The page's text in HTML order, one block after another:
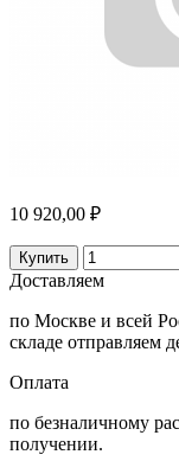
10 920,00 ₽
Купить
Доставляем
по Москве и всей
складе отправляем
Оплата
по безналичному
получении.